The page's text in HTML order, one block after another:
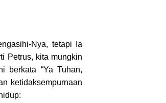
Nya, tetapi Ia
Petrus, kita mungkin
berkata “Ya Tuhan,
ketidaksempurnaan